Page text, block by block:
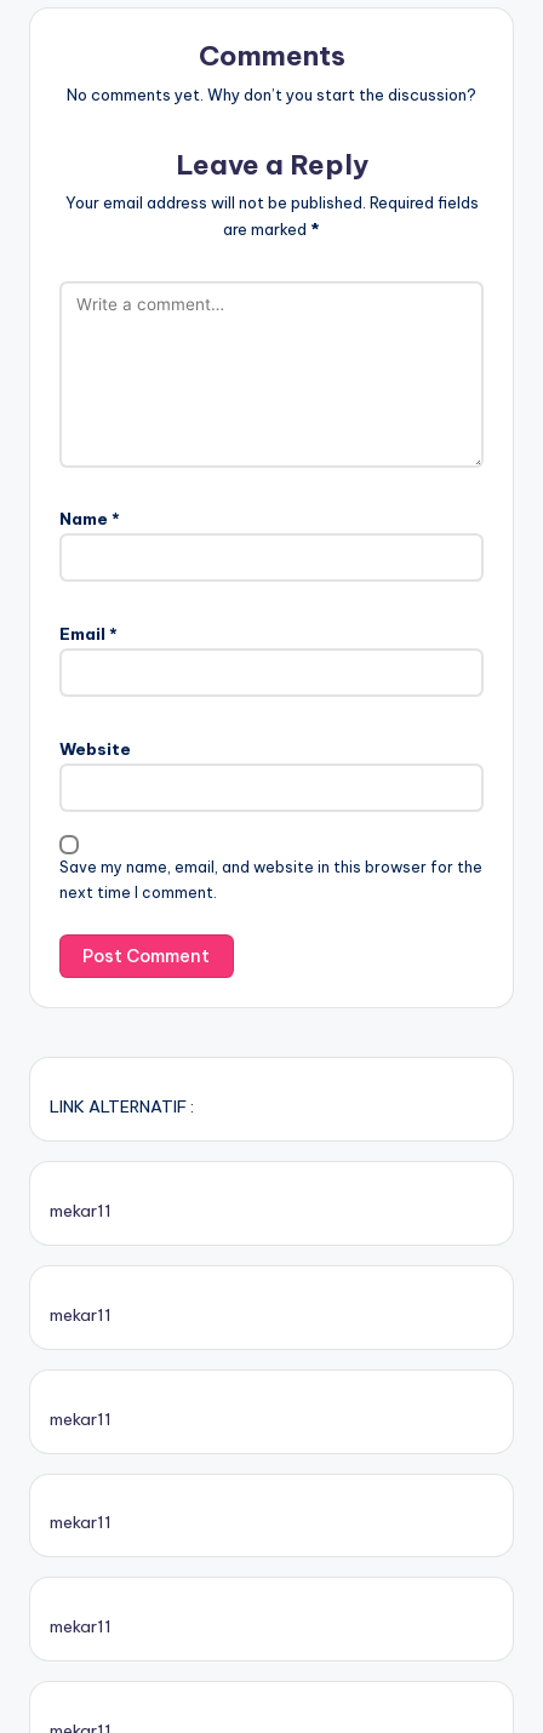
Comments
No comments yet. Why don’t you start the discussion?
Leave a Reply
Your email address will not be published. Required fields
are marked *
Name *
Email *
Website
Save my name, email, and website in this browser for the
next time I comment.
LINK ALTERNATIF :
mekar11
mekar11
mekar11
mekar11
mekar11